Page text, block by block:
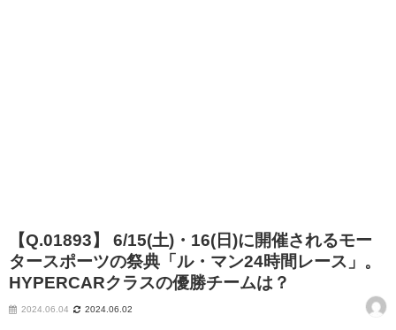
【Q.01893】 6/15(土)・16(日)に開催されるモー
タースポーツの祭典「ル・マン24時間レース」。
HYPERCARクラスの優勝チームは？
2024.06.04 2024.06.02